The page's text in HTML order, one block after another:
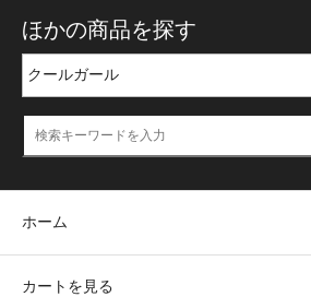
ほかの商品を探す
ホーム
カートを見る